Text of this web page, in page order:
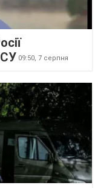
09:50, 7 серпня